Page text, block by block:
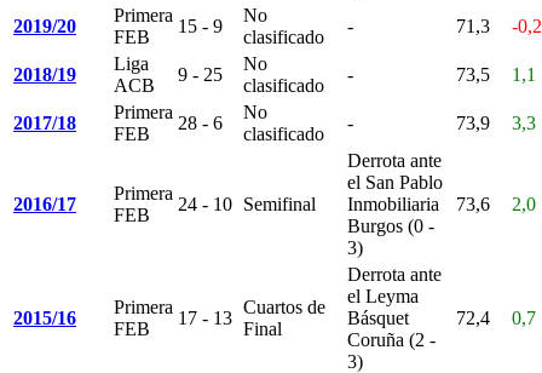
2019/20
Primera
FEB
15 - 9
No
clasificado
- 71,3 -0,2
2018/19
Liga
ACB
9 - 25
No
clasificado
- 73,5 1,1
2017/18
Primera
FEB
28 - 6
No
clasificado
- 73,9 3,3
2016/17
Primera
FEB
24 - 10 Semifinal
Derrota ante
el San Pablo
Inmobiliaria
Burgos (0 -
3)
73,6 2,0
2015/16
Primera
FEB
17 - 13
Cuartos de
Final
Derrota ante
el Leyma
Básquet
Coruña (2 -
3)
72,4 0,7